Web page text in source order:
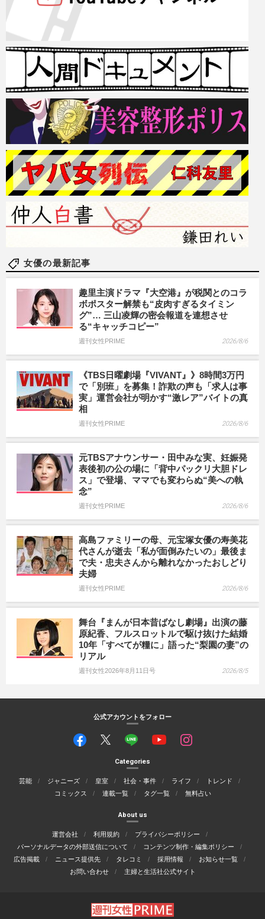
女優の最新記事
趣里主演ドラマ『大空港』が税関とのコラ
ボポスター解禁も“皮肉すぎるタイミン
グ”… 三山凌輝の密会報道を連想させ
る“キャッチコピー”
週刊女性PRIME 2026/8/6
《TBS日曜劇場『VIVANT』》8時間3万円
で「別班」を募集！詐欺の声も「求人は事
実」運営会社が明かす“激レア”バイトの真
相
週刊女性PRIME 2026/8/6
元TBSアナウンサー・田中みな実、妊娠発
表後初の公の場に「背中パックリ大胆ドレ
ス」で登場、ママでも変わらぬ“美への執
念”
週刊女性PRIME 2026/8/6
高島ファミリーの母、元宝塚女優の寿美花
代さんが逝去「私が面倒みたいの」最後ま
で夫・忠夫さんから離れなかったおしどり
夫婦
週刊女性PRIME 2026/8/6
舞台『まんが日本昔ばなし劇場』出演の藤
原紀香、フルスロットルで駆け抜けた結婚
10年「すべてが糧に」語った“梨園の妻”の
リアル
週刊女性2026年8月11日号 2026/8/5
公式アカウントをフォロー
Categories
芸能 ジャニーズ 皇室 社会・事件 ライフ
トレンド
コミックス
連載一覧 タグ一覧 無料占い
About us
運営会社 利用規約
プライバシーポリシー
パーソナルデータの外部送信について
コンテンツ制作・編集ポリシー
広告掲載
ニュース提供先 タレコミ 採用情報
お知らせ一覧
お問い合わせ
主婦と生活社公式サイト